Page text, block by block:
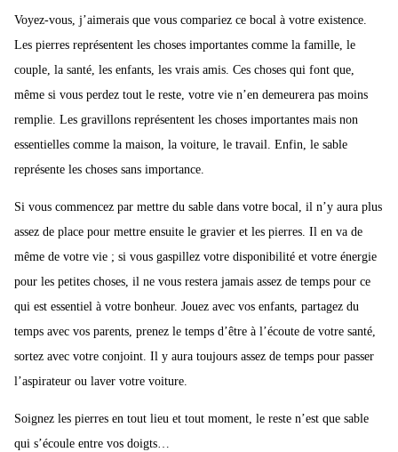
Voyez-vous, j’aimerais que vous compariez ce bocal à votre existence.
Les pierres représentent les choses importantes comme la famille, le
couple, la santé, les enfants, les vrais amis. Ces choses qui font que,
même si vous perdez tout le reste, votre vie n’en demeurera pas moins
remplie. Les gravillons représentent les choses importantes mais non
essentielles comme la maison, la voiture, le travail. Enfin, le sable
représente les choses sans importance.
Si vous commencez par mettre du sable dans votre bocal, il n’y aura plus
assez de place pour mettre ensuite le gravier et les pierres. Il en va de
même de votre vie ; si vous gaspillez votre disponibilité et votre énergie
pour les petites choses, il ne vous restera jamais assez de temps pour ce
qui est essentiel à votre bonheur. Jouez avec vos enfants, partagez du
temps avec vos parents, prenez le temps d’être à l’écoute de votre santé,
sortez avec votre conjoint. Il y aura toujours assez de temps pour passer
l’aspirateur ou laver votre voiture.
Soignez les pierres en tout lieu et tout moment, le reste n’est que sable
qui s’écoule entre vos doigts…